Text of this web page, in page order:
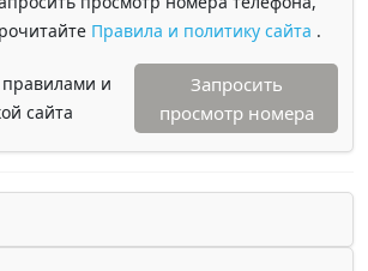
Правила и политику сайта .
правилами и
сайта
Запросить
просмотр номера